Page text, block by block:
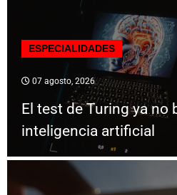
ESPECIALIDADES
07 agosto, 2026
El test de Turing ya no
inteligencia artificial